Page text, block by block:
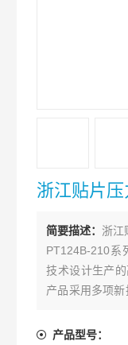
浙江贴片
简要描述： 浙江
PT124B-210系
技术设计生产
产品采用多项
出、大量程测
产品型号：